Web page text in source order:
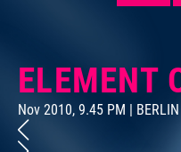
ELEMENT
Nov 2010, 9.45 PM |